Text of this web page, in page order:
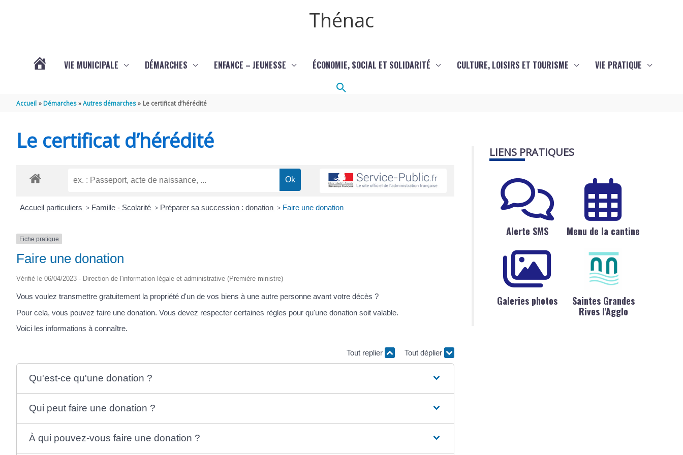
Thénac
THÉNAC
VIE MUNICIPALE DÉMARCHES ENFANCE – JEUNESSE ÉCONOMIE, SOCIAL ET SOLIDARITÉ CULTURE, LOISIRS ET TOURISME VIE PRATIQUE
Rechercher
Accueil Démarches Autres démarches Le certificat d’hérédité
Le certificat d’hérédité
Accueil particuliers > Famille - Scolarité > Préparer sa succession : donation > Faire une donation
Fiche pratique
Faire une donation
Vérifié le 06/04/2023 - Direction de l'information légale et administrative (Première ministre)
Vous voulez transmettre gratuitement la propriété d'un de vos biens à une autre personne avant votre décès ?
Pour cela, vous pouvez faire une donation. Vous devez respecter certaines règles pour qu'une donation soit valable.
Voici les informations à connaître.
Tout replier Tout déplier
Qu'est-ce qu'une donation ?
Qui peut faire une donation ?
À qui pouvez-vous faire une donation ?
LIENS PRATIQUES
Alerte SMS Menu de la cantine
Galeries photos
Saintes Grandes
Rives l'Agglo